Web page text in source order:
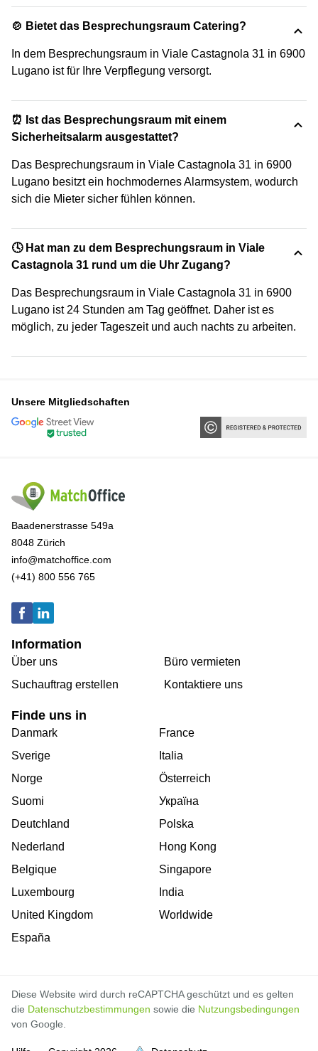
🍲 Bietet das Besprechungsraum Catering?
In dem Besprechungsraum in Viale Castagnola 31 in 6900
Lugano ist für Ihre Verpflegung versorgt.
⏰ Ist das Besprechungsraum mit einem
Sicherheitsalarm ausgestattet?
Das Besprechungsraum in Viale Castagnola 31 in 6900
Lugano besitzt ein hochmodernes Alarmsystem, wodurch
sich die Mieter sicher fühlen können.
🕓 Hat man zu dem Besprechungsraum in Viale
Castagnola 31 rund um die Uhr Zugang?
Das Besprechungsraum in Viale Castagnola 31 in 6900
Lugano ist 24 Stunden am Tag geöffnet. Daher ist es
möglich, zu jeder Tageszeit und auch nachts zu arbeiten.
Unsere Mitgliedschaften
Baadenerstrasse 549a
8048 Zürich
info@matchoffice.com
(+41) 800 556 765
Information
Über uns
Suchauftrag erstellen
Büro vermieten
Kontaktiere uns
Finde uns in
Danmark
Sverige
Norge
Suomi
Deutchland
Nederland
Belgique
Luxembourg
United Kingdom
España
France
Italia
Österreich
Україна
Polska
Hong Kong
Singapore
India
Worldwide
Diese Website wird durch reCAPTCHA geschützt und es gelten
die Datenschutzbestimmungen sowie die Nutzungsbedingungen
von Google.